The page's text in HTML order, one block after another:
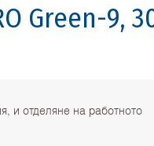
Green-9,
и отделяне на работното